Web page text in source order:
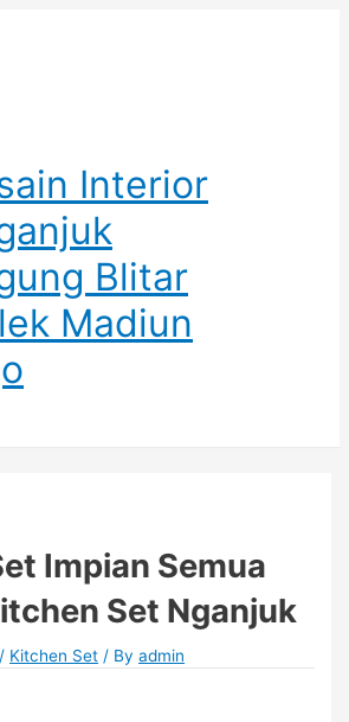
Interior
Blitar
Madiun
Impian Semua
Set Nganjuk
/ Kitchen Set / Byadmin